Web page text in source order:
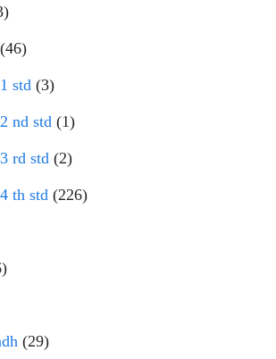
(46)
std (3)
nd std (1)
rd std (2)
th std (226)
(29)